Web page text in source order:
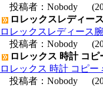
投稿者： Nobody
ロレックスレディー
ロレックスレディース
投稿者： Nobody
ロレックス 時計 コ
ロレックス 時計 コピ
投稿者： Nobody